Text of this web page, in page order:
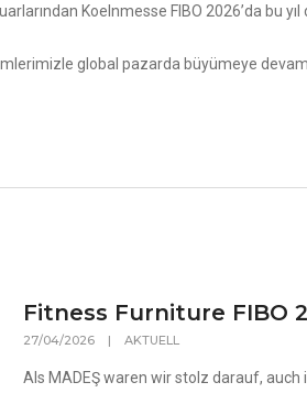
Koelnmesse FIBO 2026’da bu
global pazarda büyümeye
Fitness Furniture FIBO
27/04/2026 |AKTUELL
Als MADEŞ waren wir stolz darauf,